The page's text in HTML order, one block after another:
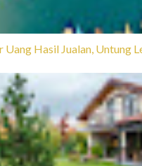
Uang Hasil Jualan, Untung